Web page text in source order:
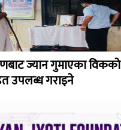
ज्यान गुमाएका विकको
उपलब्ध गराइने